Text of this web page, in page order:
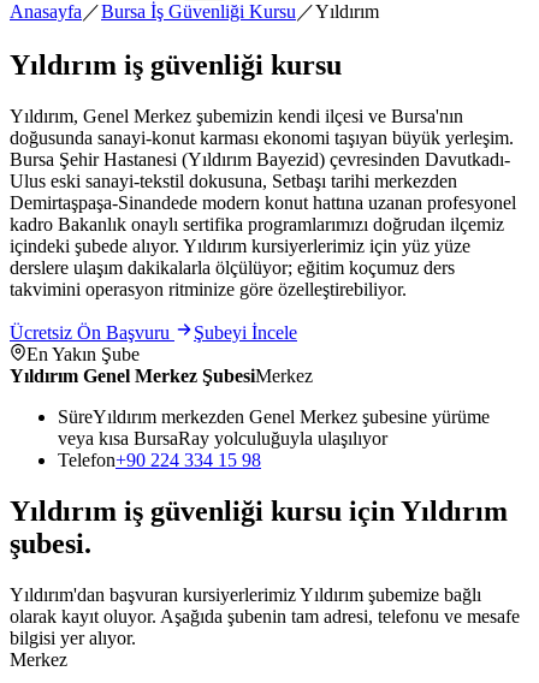
Anasayfa ／Bursa İş Güvenliği Kursu ／Yıldırım
Yıldırım iş güvenliği kursu
Yıldırım, Genel Merkez şubemizin kendi ilçesi ve Bursa'nın
doğusunda sanayi-konut karması ekonomi taşıyan büyük yerleşim.
Bursa Şehir Hastanesi (Yıldırım Bayezid) çevresinden Davutkadı-
Ulus eski sanayi-tekstil dokusuna, Setbaşı tarihi merkezden
Demirtaşpaşa-Sinandede modern konut hattına uzanan profesyonel
kadro Bakanlık onaylı sertifika programlarımızı doğrudan ilçemiz
içindeki şubede alıyor. Yıldırım kursiyerlerimiz için yüz yüze
derslere ulaşım dakikalarla ölçülüyor; eğitim koçumuz ders
takvimini operasyon ritminize göre özelleştirebiliyor.
Ücretsiz Ön Başvuru
Şubeyi İncele
En Yakın Şube
Yıldırım Genel Merkez ŞubesiMerkez
SüreYıldırım merkezden Genel Merkez şubesine yürüme
veya kısa BursaRay yolculuğuyla ulaşılıyor
Telefon+90 224 334 15 98
Yıldırım iş güvenliği kursu için Yıldırım
şubesi.
Yıldırım'dan başvuran kursiyerlerimiz Yıldırım şubemize bağlı
olarak kayıt oluyor. Aşağıda şubenin tam adresi, telefonu ve mesafe
bilgisi yer alıyor.
Merkez